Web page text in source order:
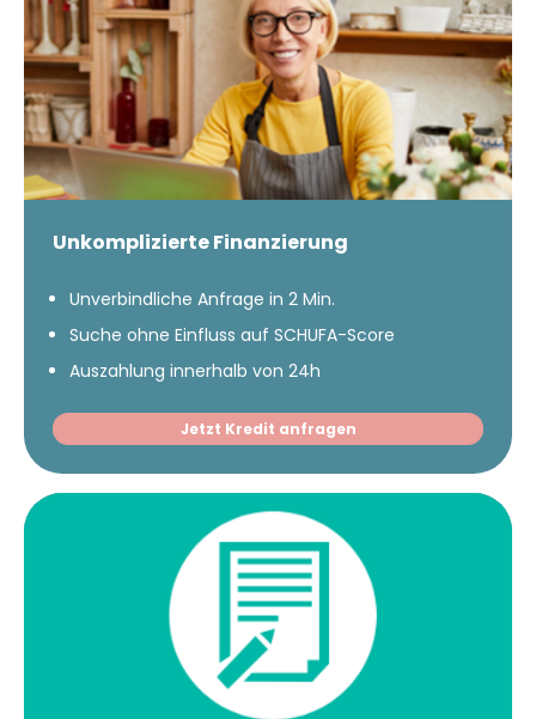
Unkomplizierte Finanzierung
Unverbindliche Anfrage in 2 Min.
Suche ohne Einfluss auf SCHUFA-Score
Auszahlung innerhalb von 24h
Jetzt Kredit anfragen